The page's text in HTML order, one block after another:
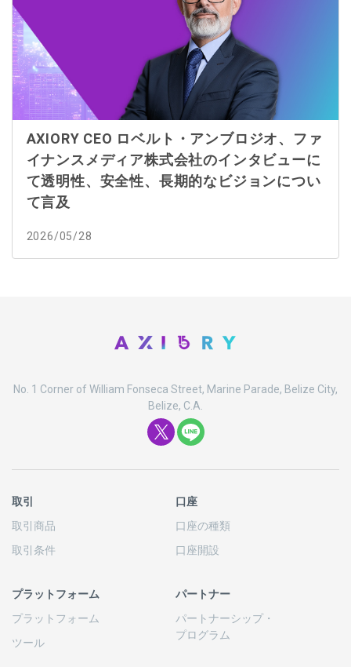
AXIORY CEO ロベルト・アンブロジオ、ファ
イナンスメディア株式会社のインタビューに
て透明性、安全性、長期的なビジョンについ
て言及
2026/05/28
No. 1 Corner of William Fonseca Street, Marine Parade, Belize City,
Belize, C.A.
取引
取引商品
取引条件
口座
口座の種類
口座開設
プラットフォーム
プラットフォーム
ツール
パートナー
パートナーシップ・
プログラム